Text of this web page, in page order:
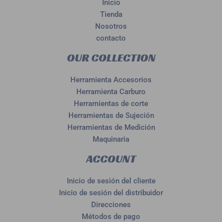
Inicio
Tienda
Nosotros
contacto
OUR COLLECTION
Herramienta Accesorios
Herramienta Carburo
Herramientas de corte
Herramientas de Sujeción
Herramientas de Medición
Maquinaria
ACCOUNT
Inicio de sesión del cliente
Inicio de sesión del distribuidor
Direcciones
Métodos de pago